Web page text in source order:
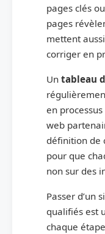
pages clés
pages
mettent
corriger en
Un tableau
en
web
définition de
pour que
non sur des
Passer d’un
qualifiés est
chaque